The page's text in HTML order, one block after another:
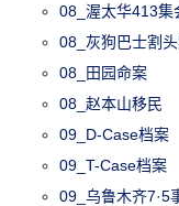
08_渥太华413集
08_灰狗巴士割
08_田园命案
08_赵本山移民
09_D-Case档案
09_T-Case档案
09_乌鲁木齐7·5